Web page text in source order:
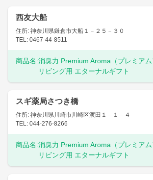
西友大船
住所: 神奈川県鎌倉市大船１－２５－３０
TEL: 0467-44-8511
商品名:消臭力 Premium Aroma（プレミアム
リビング用 エターナルギフト
スギ薬局さつき橋
住所: 神奈川県川崎市川崎区渡田１－１－４
TEL: 044-276-8266
商品名:消臭力 Premium Aroma（プレミアム
リビング用 エターナルギフト